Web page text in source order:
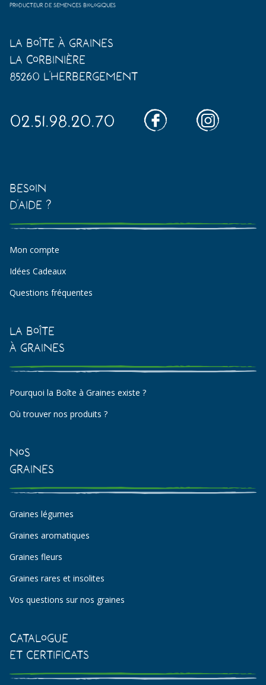
Producteur de semences biologiques
La Boîte à Graines
La Corbinière
85260 L'Herbergement
02.51.98.20.70
Besoin
d'aide ?
Mon compte
Idées Cadeaux
Questions fréquentes
La Boîte
à Graines
Pourquoi la Boîte à Graines existe ?
Où trouver nos produits ?
Nos
Graines
Graines légumes
Graines aromatiques
Graines fleurs
Graines rares et insolites
Vos questions sur nos graines
Catalogue
et certificats